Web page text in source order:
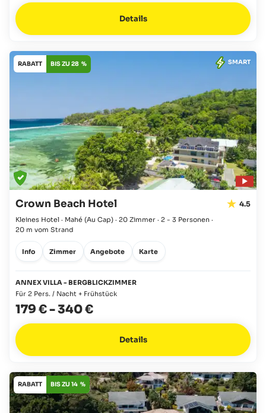
Details
RABATT BIS ZU 28 % SMART
Crown Beach Hotel 4.5
Kleines Hotel · Mahé (Au Cap) · 20 Zimmer · 2 - 3 Personen ·
20 m vom Strand
Info Zimmer Angebote Karte
ANNEX VILLA - BERGBLICKZIMMER
Für 2 Pers. / Nacht + Frühstück
179 €-340 €
Details
RABATT BIS ZU 14 %